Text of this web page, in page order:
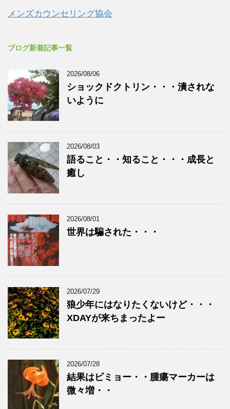
メンズカウンセリング協会
ブログ新着記事一覧
2026/08/06
ショックドクトリン・・・潰されな
いように
2026/08/03
語ること・・知ること・・・成長と
癒し
2026/08/01
世界は騙された・・・
2026/07/29
狼少年にはなりたくないけど・・・
XDAYが来ちまったよー
2026/07/28
結果はビミョー・・腫瘍マーカーは
微々増・・